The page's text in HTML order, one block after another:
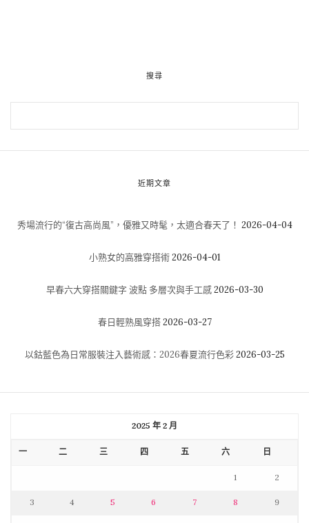
搜尋
近期文章
秀場流行的“復古高尚風”，優雅又時髦，太適合春天了！ 2026-04-04
小熟女的高雅穿搭術 2026-04-01
早春六大穿搭關鍵字 波點 多層次與手工感 2026-03-30
春日輕熟風穿搭 2026-03-27
以鈷藍色為日常服裝注入藝術感：2026春夏流行色彩 2026-03-25
2025 年 2 月
一 二 三 四 五 六 日
1 2
3 4 5 6 7 8 9